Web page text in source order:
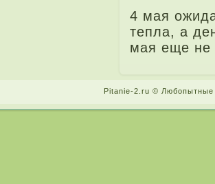
4 мая
тепла, а
мая еще не
Pitanie-2.ru ©